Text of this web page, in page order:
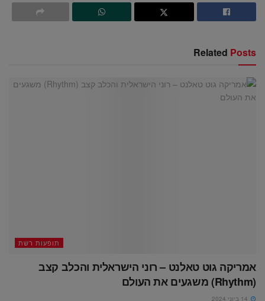
Related Posts
תופעות רשת
אמריקה גוט טאלנט – רוני הישראלית והכלב קצב
(Rhythm) משגעים את העולם